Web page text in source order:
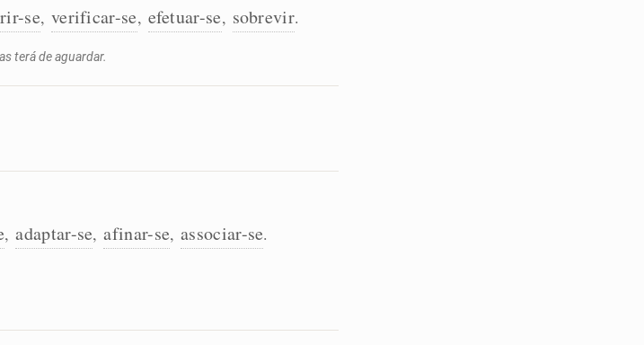
se, verificar-se, efetuar-se, sobrevir.
terá de aguardar.
, adaptar-se, afinar-se, associar-se.